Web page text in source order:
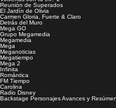
Reunión de Superados
El Jardín de Olivia
Carmen Gloria, Fuerte & Claro
Detrás del Muro
Mega GO
Grupo Megamedia
Megamedia
Mega
Meganoticias
Megatiempo
Mega 2
Infinita
Romántica
FM Tiempo
Carolina
Radio Disney
Backstage PersonajesAvances y